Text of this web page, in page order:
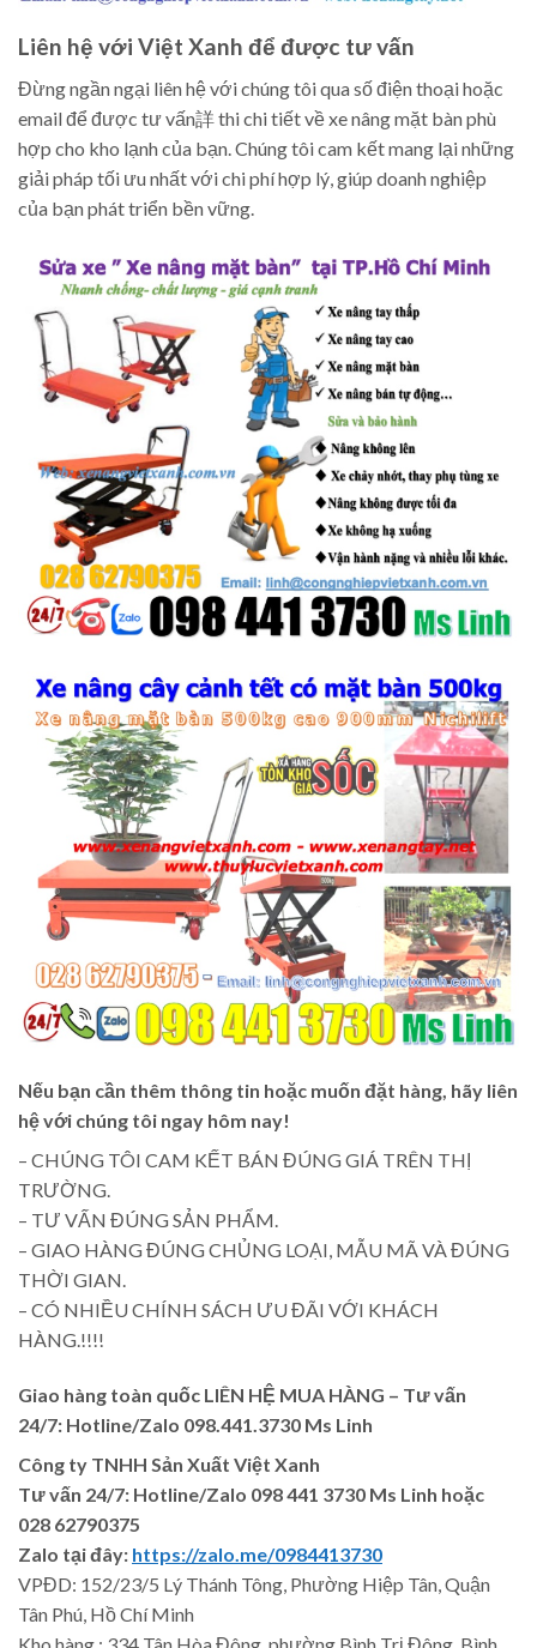
Liên hệ với Việt Xanh để được tư vấn
Đừng ngần ngại liên hệ với chúng tôi qua số điện thoại hoặc
email để được tư vấn詳 thi chi tiết về xe nâng mặt bàn phù
hợp cho kho lạnh của bạn. Chúng tôi cam kết mang lại những
giải pháp tối ưu nhất với chi phí hợp lý, giúp doanh nghiệp
của bạn phát triển bền vững.
Nếu bạn cần thêm thông tin hoặc muốn đặt hàng, hãy liên
hệ với chúng tôi ngay hôm nay!
– CHÚNG TÔI CAM KẾT BÁN ĐÚNG GIÁ TRÊN THỊ
TRƯỜNG.
– TƯ VẤN ĐÚNG SẢN PHẨM.
– GIAO HÀNG ĐÚNG CHỦNG LOẠI, MẪU MÃ VÀ ĐÚNG
THỜI GIAN.
– CÓ NHIỀU CHÍNH SÁCH ƯU ĐÃI VỚI KHÁCH
HÀNG.!!!!
Giao hàng toàn quốc LIÊN HỆ MUA HÀNG – Tư vấn
24/7: Hotline/Zalo 098.441.3730 Ms Linh
Công ty TNHH Sản Xuất Việt Xanh
Tư vấn 24/7: Hotline/Zalo 098 441 3730 Ms Linh hoặc
028 62790375
Zalo tại đây: https://zalo.me/0984413730
VPĐD: 152/23/5 Lý Thánh Tông, Phường Hiệp Tân, Quận
Tân Phú, Hồ Chí Minh
Kho hàng : 334 Tân Hòa Đông, phường Bình Trị Đông, Bình